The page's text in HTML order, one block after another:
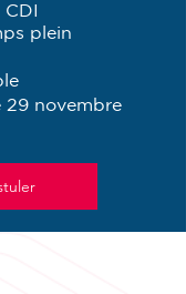
plein
29 novembre